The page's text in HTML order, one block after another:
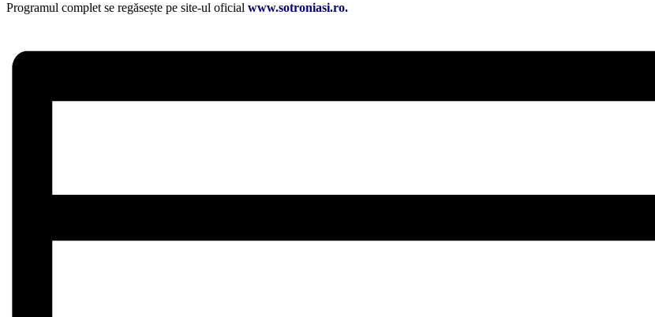
Programul complet se regăsește pe site-ul oficial www.sotroniasi.ro.